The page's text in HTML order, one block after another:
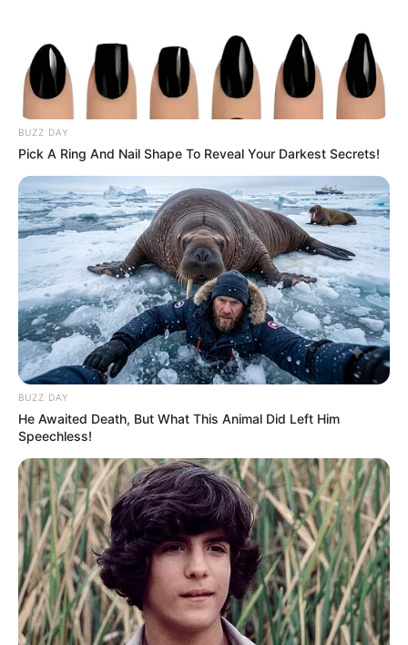
le RIB du dépanneur.
Chloé boude d’être mise à l’écart
Soizic décide de rejoindre Bruno et Sylvain à la
pêche après sa sieste suite à sa garde de nuit.
Soizic a oublié son chapeau, Bruno lui prête le
sien.
Au final, Soizic propose à Sylvain et Bruno : elle
les invite à la maison et va commander des
sushis. L’ambiance est conviviale.
BUZZ DAY
Pick A Ring And Nail Shape To Reveal Your Darkest Secrets!
BUZZ DAY
He Awaited Death, But What This Animal Did Left Him
Speechless!